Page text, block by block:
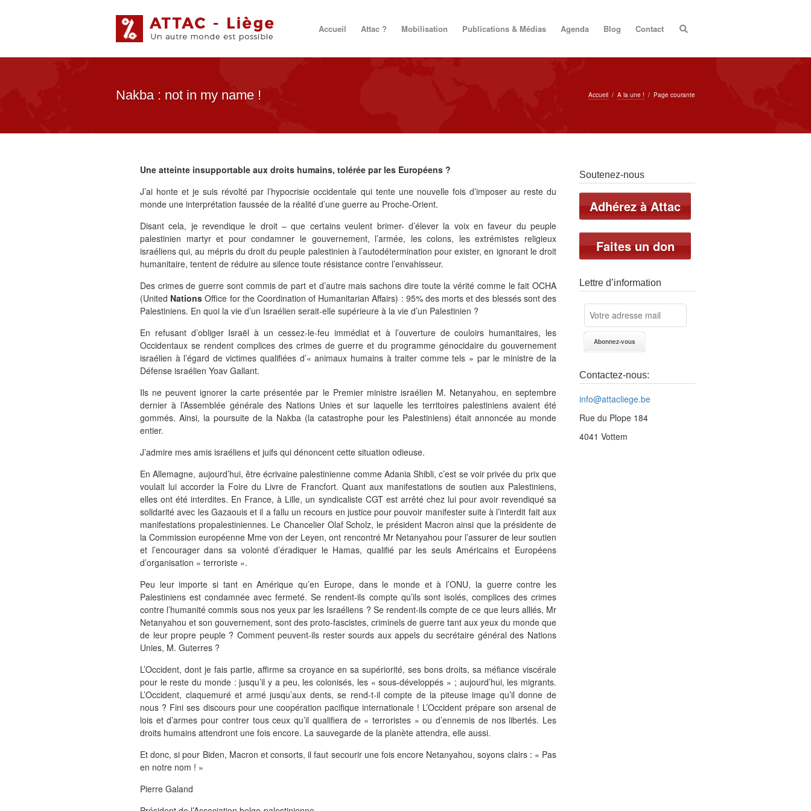
Accueil Attac ? Mobilisation Publications & Médias Agenda Blog Contact
Accueil / A la une ! / Page courante
Nakba : not in my name !
Soutenez-nous
Adhérez à Attac
Faites un don
Lettre d’information
Contactez-nous:
info@attacliege.be
Rue du Plope 184
4041 Vottem
Une atteinte insupportable aux droits humains, tolérée par les Européens ?
J’ai honte et je suis révolté par l’hypocrisie occidentale qui tente une nouvelle fois d’imposer au reste du
monde une interprétation faussée de la réalité d’une guerre au Proche-Orient.
Disant cela, je revendique le droit – que certains veulent brimer- d’élever la voix en faveur du peuple
palestinien martyr et pour condamner le gouvernement, l’armée, les colons, les extrémistes religieux
israéliens qui, au mépris du droit du peuple palestinien à l’autodétermination pour exister, en ignorant le droit
humanitaire, tentent de réduire au silence toute résistance contre l’envahisseur.
Des crimes de guerre sont commis de part et d’autre mais sachons dire toute la vérité comme le fait OCHA
(United Nations Office for the Coordination of Humanitarian Affairs) : 95% des morts et des blessés sont des
Palestiniens. En quoi la vie d’un Israélien serait-elle supérieure à la vie d’un Palestinien ?
En refusant d’obliger Israël à un cessez-le-feu immédiat et à l’ouverture de couloirs humanitaires, les
Occidentaux se rendent complices des crimes de guerre et du programme génocidaire du gouvernement
israélien à l’égard de victimes qualifiées d’« animaux humains à traiter comme tels » par le ministre de la
Défense israélien Yoav Gallant.
Ils ne peuvent ignorer la carte présentée par le Premier ministre israélien M. Netanyahou, en septembre
dernier à l’Assemblée générale des Nations Unies et sur laquelle les territoires palestiniens avaient été
gommés. Ainsi, la poursuite de la Nakba (la catastrophe pour les Palestiniens) était annoncée au monde
entier.
J’admire mes amis israéliens et juifs qui dénoncent cette situation odieuse.
En Allemagne, aujourd’hui, être écrivaine palestinienne comme Adania Shibli, c’est se voir privée du prix que
voulait lui accorder la Foire du Livre de Francfort. Quant aux manifestations de soutien aux Palestiniens,
elles ont été interdites. En France, à Lille, un syndicaliste CGT est arrêté chez lui pour avoir revendiqué sa
solidarité avec les Gazaouis et il a fallu un recours en justice pour pouvoir manifester suite à l’interdit fait aux
manifestations propalestiniennes. Le Chancelier Olaf Scholz, le président Macron ainsi que la présidente de
la Commission européenne Mme von der Leyen, ont rencontré Mr Netanyahou pour l’assurer de leur soutien
et l’encourager dans sa volonté d’éradiquer le Hamas, qualifié par les seuls Américains et Européens
d’organisation « terroriste ».
Peu leur importe si tant en Amérique qu’en Europe, dans le monde et à l’ONU, la guerre contre les
Palestiniens est condamnée avec fermeté. Se rendent-ils compte qu’ils sont isolés, complices des crimes
contre l’humanité commis sous nos yeux par les Israéliens ? Se rendent-ils compte de ce que leurs alliés, Mr
Netanyahou et son gouvernement, sont des proto-fascistes, criminels de guerre tant aux yeux du monde que
de leur propre peuple ? Comment peuvent-ils rester sourds aux appels du secrétaire général des Nations
Unies, M. Guterres ?
L’Occident, dont je fais partie, affirme sa croyance en sa supériorité, ses bons droits, sa méfiance viscérale
pour le reste du monde : jusqu’il y a peu, les colonisés, les « sous-développés » ; aujourd’hui, les migrants.
L’Occident, claquemuré et armé jusqu’aux dents, se rend-t-il compte de la piteuse image qu’il donne de
nous ? Fini ses discours pour une coopération pacifique internationale ! L’Occident prépare son arsenal de
lois et d’armes pour contrer tous ceux qu’il qualifiera de « terroristes » ou d’ennemis de nos libertés. Les
droits humains attendront une fois encore. La sauvegarde de la planète attendra, elle aussi.
Et donc, si pour Biden, Macron et consorts, il faut secourir une fois encore Netanyahou, soyons clairs : « Pas
en notre nom ! »
Pierre Galand